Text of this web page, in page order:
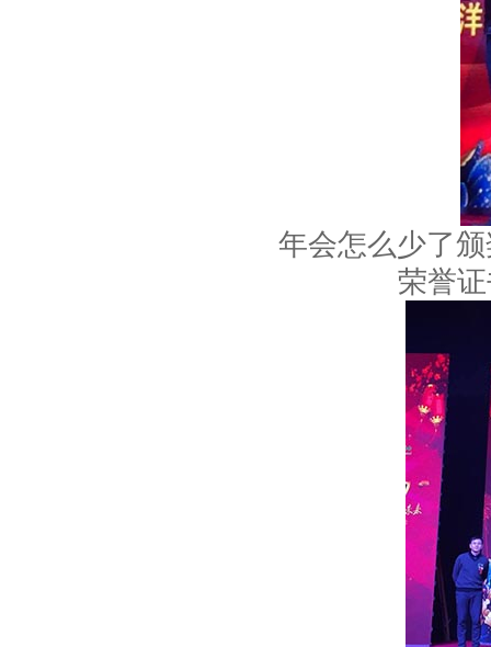
年会怎么少了
荣誉